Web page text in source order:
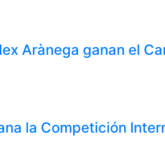
Arànega ganan el
la Competición